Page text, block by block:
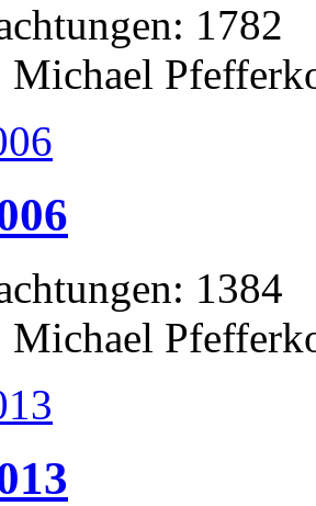
1782
Michael
1384
Michael